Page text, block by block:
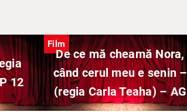
12
Film
De ce mă cheamă Nora,
când cerul meu e senin –
(regia Carla Teaha) – AG